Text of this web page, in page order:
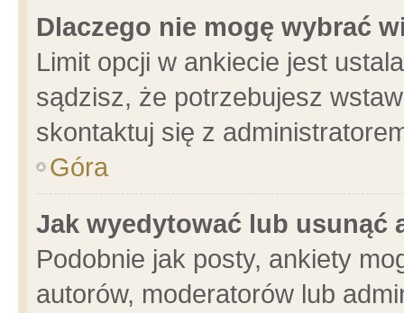
Dlaczego nie mogę wybrać
Limit opcji w ankiecie jest
sądzisz, że potrzebujesz
skontaktuj się z
Góra
Jak wyedytować lub usunąć
Podobnie jak posty, ankiety
autorów, moderatorów lub